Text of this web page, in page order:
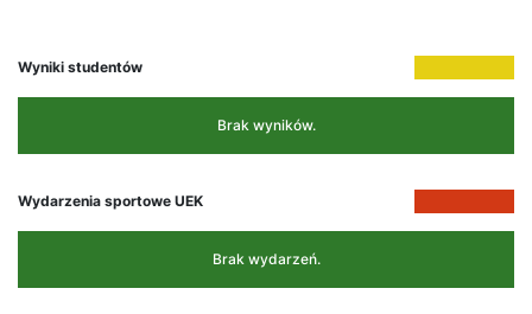
Wyniki studentów
Brak wyników.
Wydarzenia sportowe UEK
Brak wydarzeń.